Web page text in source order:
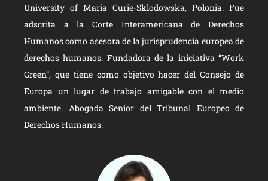
University of Maria Curie-Sklodowska, Polonia. Fue
adscrita a la Corte Interamericana de Derechos
Humanos como asesora de la jurisprudencia europea de
derechos humanos. Fundadora de la iniciativa “Work
Green”, que tiene como objetivo hacer del Consejo de
Europa un lugar de trabajo amigable con el medio
ambiente. Abogada Senior del Tribunal Europeo de
Derechos Humanos.